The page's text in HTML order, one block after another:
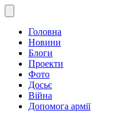
Головна
Новини
Блоги
Проекти
Фото
Досьє
Війна
Допомога армії